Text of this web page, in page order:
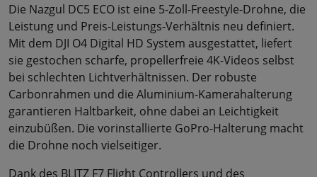
Die Nazgul DC5 ECO ist eine 5-Zoll-Freestyle-Drohne, die
Leistung und Preis-Leistungs-Verhältnis neu definiert.
Mit dem DJI O4 Digital HD System ausgestattet, liefert
sie gestochen scharfe, propellerfreie 4K-Videos selbst
bei schlechten Lichtverhältnissen. Der robuste
Carbonrahmen und die Aluminium-Kamerahalterung
garantieren Haltbarkeit, ohne dabei an Leichtigkeit
einzubüßen. Die vorinstallierte GoPro-Halterung macht
die Drohne noch vielseitiger.
Dank des BLITZ F7 Flight Controllers und des